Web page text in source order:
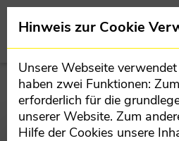
Direkt zur Hauptnavigation
Direkt zum Inhalt springen
kirchdorf.oevp.at
BEZIRK
BEZIRKSPARTEIVORSTAND
MANDATARE
TEILORGANISATIONEN
Hinweis zur Cookie
Unsere Webseite
haben zwei Funktionen:
erforderlich für die
unserer Website. Zum
Hilfe der Cookies unsere